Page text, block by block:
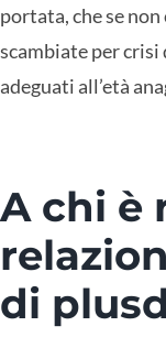
portata, che se
scambiate per
adeguati all’età
A chi è
di